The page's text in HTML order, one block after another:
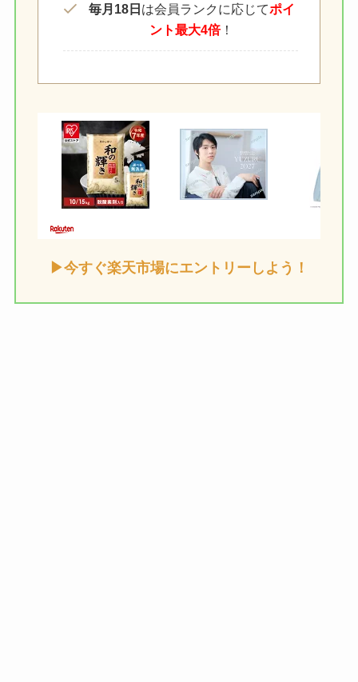
毎月18日は会員ランクに応じてポイ
ント最大4倍！
▶今すぐ楽天市場にエントリーしよう！